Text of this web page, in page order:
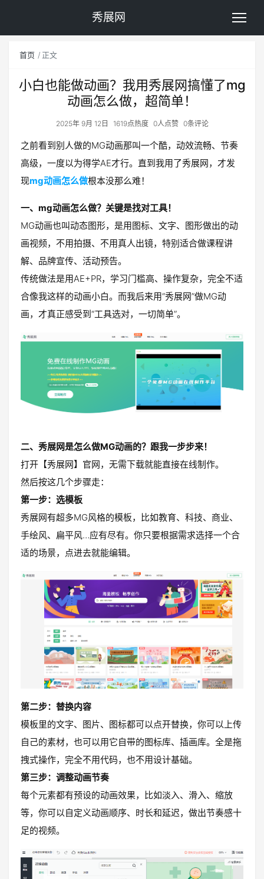
秀展网
首页 正文
小白也能做动画？我用秀展网搞懂了mg
动画怎么做，超简单！
2025年 9月 12日 1619点热度 0人点赞 0条评论
之前看到别人做的MG动画那叫一个酷，动效流畅、节奏
高级，一度以为得学AE才行。直到我用了秀展网，才发
现mg动画怎么做根本没那么难！
一、mg动画怎么做？关键是找对工具！
MG动画也叫动态图形，是用图标、文字、图形做出的动
画视频，不用拍摄、不用真人出镜，特别适合做课程讲
解、品牌宣传、活动预告。
传统做法是用AE+PR，学习门槛高、操作复杂，完全不适
合像我这样的动画小白。而我后来用“秀展网”做MG动
画，才真正感受到“工具选对，一切简单”。
二、秀展网是怎么做MG动画的？跟我一步步来！
打开【秀展网】官网，无需下载就能直接在线制作。
然后按这几个步骤走：
第一步：选模板
秀展网有超多MG风格的模板，比如教育、科技、商业、
手绘风、扁平风…应有尽有。你只要根据需求选择一个合
适的场景，点进去就能编辑。
第二步：替换内容
模板里的文字、图片、图标都可以点开替换，你可以上传
自己的素材，也可以用它自带的图标库、插画库。全是拖
拽式操作，完全不用代码，也不用设计基础。
第三步：调整动画节奏
每个元素都有预设的动画效果，比如淡入、滑入、缩放
等，你可以自定义动画顺序、时长和延迟，做出节奏感十
足的视频。